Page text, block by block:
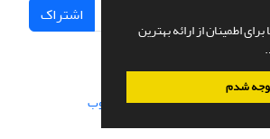
اطمینان از ارائه بهترین
شدم
اشتراک
علمی.طراحی و پیاده سازی از سیناوب